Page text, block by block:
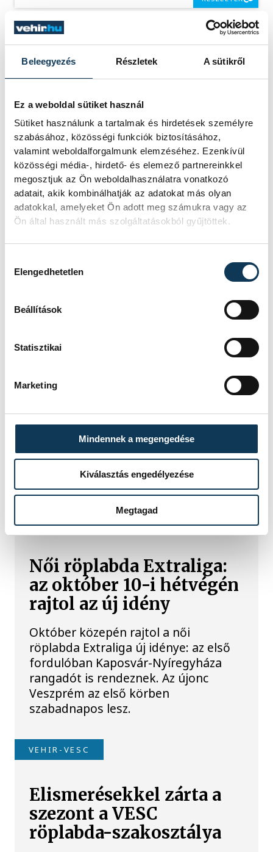
Beleegyezés Részletek A sütikről
Ez a weboldal sütiket használ
Sütiket használunk a tartalmak és hirdetések személyre
szabásához, közösségi funkciók biztosításához,
valamint weboldalforgalmunk elemzéséhez. Ezenkívül
közösségi média-, hirdető- és elemező partnereinkkel
megosztjuk az Ön weboldalhasználatra vonatkozó
adatait, akik kombinálhatják az adatokat más olyan
adatokkal, amelyeket Ön adott meg számukra vagy az
Ön által használt más szolgáltatásokból gyűjtöttek.
Elengedhetetlen
Beállítások
Statisztikai
Marketing
Mindennek a megengedése
Kiválasztás engedélyezése
Megtagad
TOVÁBBI CIKKEK
Női röplabda Extraliga:
az október 10-i hétvégén
rajtol az új idény
Október közepén rajtol a női
röplabda Extraliga új idénye: az első
fordulóban Kaposvár-Nyíregyháza
rangadót is rendeznek. Az újonc
Veszprém az első körben
szabadnapos lesz.
VEHIR-VESC
Elismerésekkel zárta a
szezont a VESC
röplabda-szakosztálya